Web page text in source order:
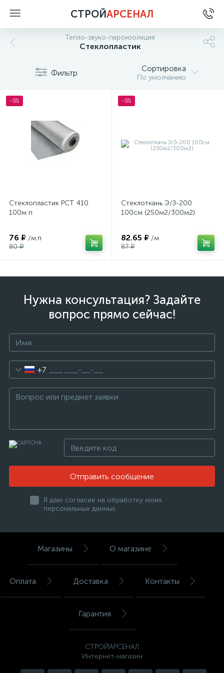
СТРОЙАРСЕНАЛ
Тепло-звуко-пароизоляция
Стеклопластик
Фильтр Сортировка
По умолчанию
-5%
Стеклопластик РСТ 410
100м п
76 ₽ /м.п
80 ₽
-5%
Стеклоткань Э/З-200
100см (250м2/300м2)
82.65 ₽ /м
87 ₽
Нужна консультация? Задайте
вопрос прямо сейчас!
+7
Отправить сообщение
Я даю согласие на обработку моих
персональных данных
Магазины О магазине
Оплата Доставка Контакты
Гарантия
СТРОЙАРСЕНАЛ
Интернет-магазин